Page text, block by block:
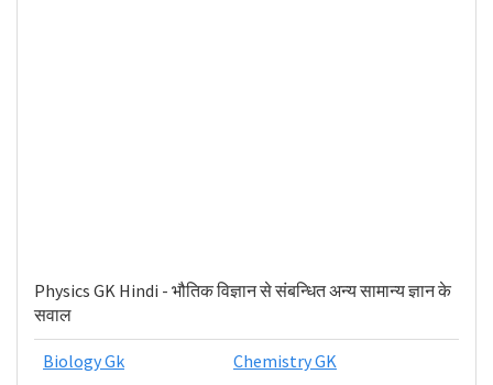
Physics GK Hindi - भौतिक विज्ञान से संबन्धित अन्य सामान्य ज्ञान के
सवाल
Biology Gk Chemistry GK